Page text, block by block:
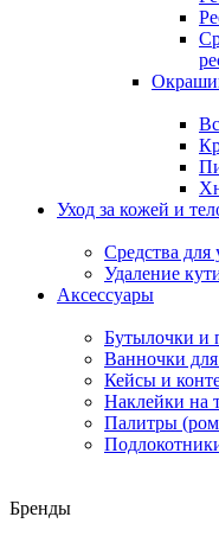
Уход за кожей и
Средства
Удаление
Аксессуары
Бутылочки и
Ванночки
Кейсы и
Наклейки на
Палитры
Бренды